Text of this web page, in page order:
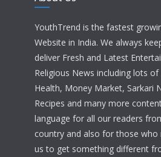
YouthTrend is the fastest
Website in India. We always
deliver Fresh and Latest
Religious News including lots
Health, Money Market, Sarkari
Recipes and many more
language for all our readers
country and also for those who
us to get something different